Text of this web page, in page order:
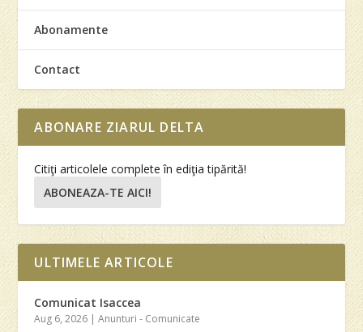
Abonamente
Contact
ABONARE ZIARUL DELTA
Citiţi articolele complete în ediţia tipărită!
ABONEAZA-TE AICI!
ULTIMELE ARTICOLE
Comunicat Isaccea
Aug 6, 2026 |Anunturi - Comunicate